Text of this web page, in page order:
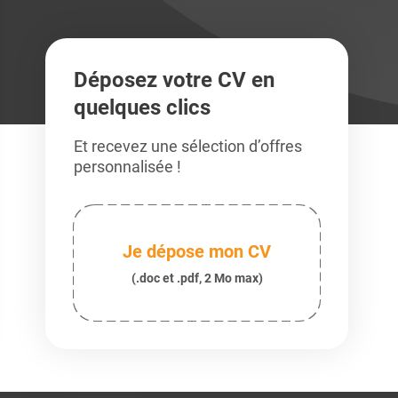
Déposez votre CV en
quelques clics
Et recevez une sélection d’offres
personnalisée !
Je dépose mon CV
(.doc et .pdf, 2 Mo max)